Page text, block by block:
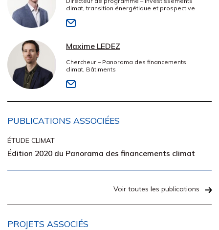
climat, transition énergétique et prospective
Maxime LEDEZ
Chercheur – Panorama des financements
climat, Bâtiments
PUBLICATIONS ASSOCIÉES
ÉTUDE CLIMAT
Édition 2020 du Panorama des financements climat
Voir toutes les publications
PROJETS ASSOCIÉS